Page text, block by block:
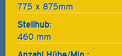
775 x 875mm
Stellhub:
460 mm